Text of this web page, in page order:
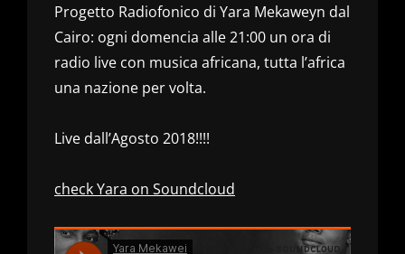
Progetto Radiofonico di Yara Mekaweyn dal
Cairo: ogni domencia alle 21:00 un ora di
radio live con musica africana, tutta l’africa
una nazione per volta.
Live dall’Agosto 2018!!!!
check Yara on Soundcloud